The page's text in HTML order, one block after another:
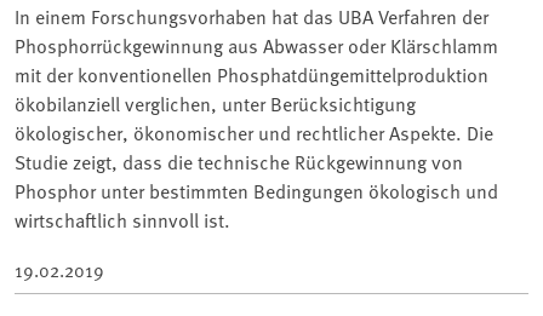
In einem Forschungsvorhaben hat das UBA Verfahren der
Phosphorrückgewinnung aus Abwasser oder Klärschlamm
mit der konventionellen Phosphatdüngemittelproduktion
ökobilanziell verglichen, unter Berücksichtigung
ökologischer, ökonomischer und rechtlicher Aspekte. Die
Studie zeigt, dass die technische Rückgewinnung von
Phosphor unter bestimmten Bedingungen ökologisch und
wirtschaftlich sinnvoll ist.
19.02.2019